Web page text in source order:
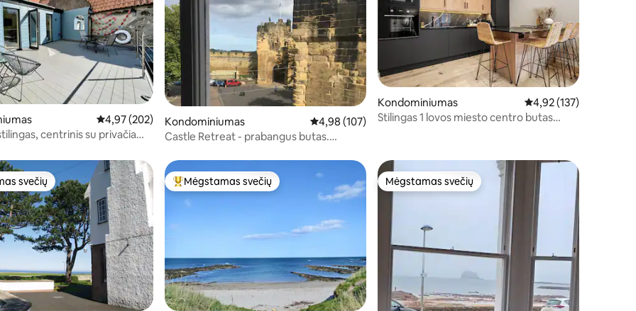
iš 5, atsiliepimų: 392Vidutinis įvertinimas: 4,97 iš 5, atsiliepimų: 202
4,97 (202)
centrinis su privačia
Kondominiumas Vidutinis įvertinimas: 4,98 iš 5, atsiliepimų: 107
4,98 (107)
Castle Retreat - prabangus butas.
Kondominiumas Vidutinis įvertinimas:
4,92 (137)
Stilingas 1 lovos miesto centro butas
svečių
svečių Svečių mėgstamiausias
Mėgstamas svečių Mėgstamas svečių
Mėgstamas svečių